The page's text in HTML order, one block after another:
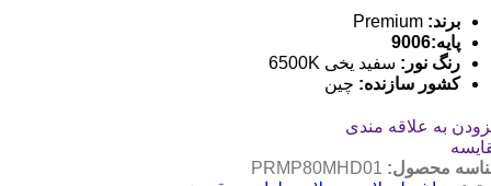
برند:
پایه:9006
رنگ نور: سفید یخی 6500K
کشور سازنده: چین
به علاقه مندی
محصول: PRMP80MHD01